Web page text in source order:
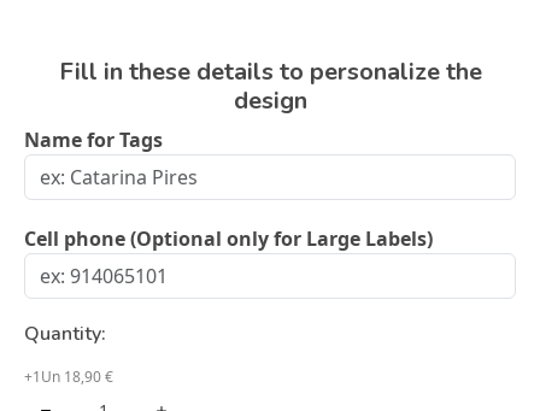
Fill in these details to personalize the
design
Name for Tags
Cell phone (Optional only for Large Labels)
Quantity:
+1Un 18,90 €